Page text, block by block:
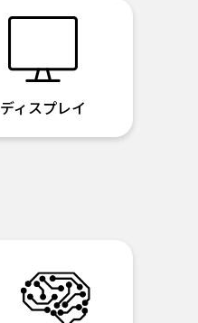
ディスプレイ